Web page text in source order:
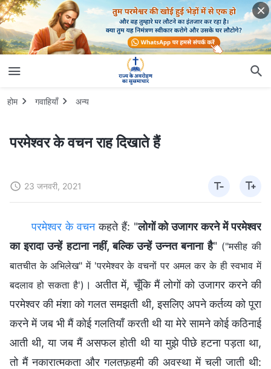
होम गवाहियाँ अन्य
परमेश्वर के वचन राह दिखाते हैं
23 जनवरी, 2021
परमेश्वर के वचनकहते हैं: "लोगों को उजागर करने में परमेश्वर
का इरादा उन्हें हटाना नहीं, बल्कि उन्हें उन्नत बनाना है" ("मसीह की
बातचीत के अभिलेख" में 'परमेश्‍वर के वचनों पर अमल कर के ही स्‍वभाव में
बदलाव हो सकता है') । अतीत में, चूँकि मैं लोगों को उजागर करने की
परमेश्वर की मंशा को गलत समझती थी, इसलिए अपने कर्तव्य को पूरा
करने में जब भी मैं कोई गलतियाँ करती थी या मेरे सामने कोई कठिनाई
आती थी, या जब मैं असफल होती थी या मुझे पीछे हटना पड़ता था,
तो मैं नकारात्मकता और गलतफ़हमी की अवस्‍था में चली जाती थी: